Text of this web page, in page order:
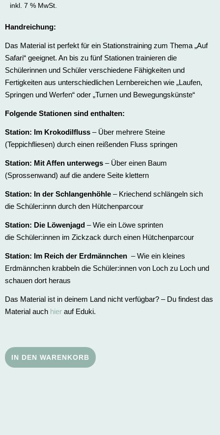
inkl. 7 % MwSt.
Handreichung:
Das Material ist perfekt für ein Stationstraining zum Thema „Auf
Safari“ geeignet. An bis zu fünf Stationen trainieren die
Schülerinnen und Schüler verschiedene Fähigkeiten und
Fertigkeiten aus unterschiedlichen Lernbereichen wie „Laufen,
Springen und Werfen“ oder „Turnen und Bewegungskünste“
Folgende Stationen sind enthalten:
Station: Im Krokodilfluss – Über mehrere Steine
(Teppichfliesen) durch einen reißenden Fluss springen
Station: Mit Affen unterwegs – Über einen Baum
(Sprossenwand) auf die andere Seite klettern
Station: In der Schlangenhöhle – Kriechend schlängeln sich
die Schüler:innn durch den Hütchenparcour
Station: Die Löwenjagd – Wie ein Löwe sprinten
die Schüler:innen im Zickzack durch einen Hütchenparcour
Station: Im Reich der Erdmännchen – Wie ein kleines
Erdmännchen krabbeln die Schüler:innen von Loch zu Loch und
schauen dort heraus
Das Material ist in deinem Land nicht verfügbar? – Du findest das
Material auch hier auf Eduki.
IN DEN WARENKORB